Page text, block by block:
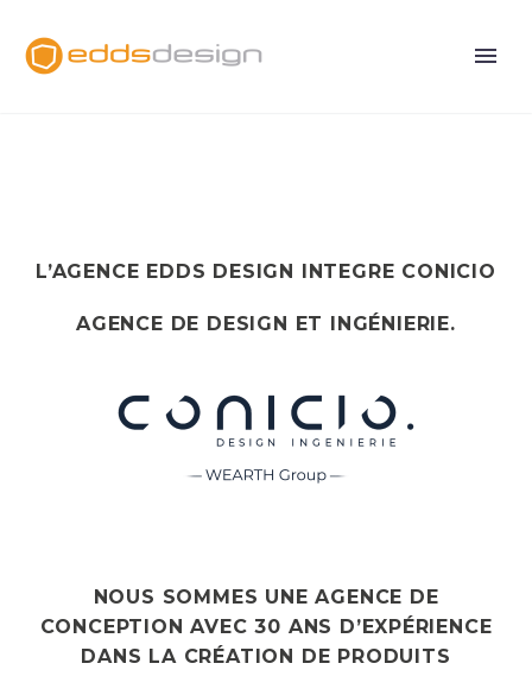
L’AGENCE EDDS DESIGN INTEGRE CONICIO
AGENCE DE DESIGN ET INGÉNIERIE.
NOUS SOMMES UNE AGENCE DE
CONCEPTION AVEC 30 ANS D’EXPÉRIENCE
DANS LA CRÉATION DE PRODUITS